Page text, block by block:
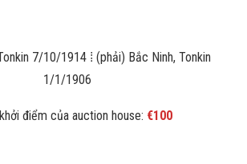
7/10/1914 ⁞ (phải) Bắc Ninh, Tonkin
1/1/1906
điểm của auction house: €100